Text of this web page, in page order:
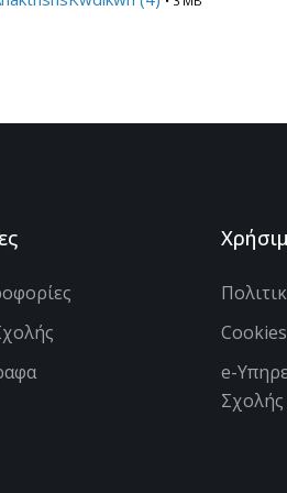
Cookies
e-
Σχολής